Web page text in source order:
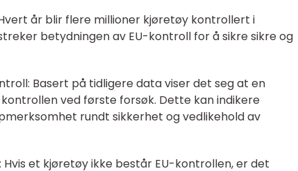
år blir flere millioner kjøretøy kontrollert i
betydningen av EU-kontroll for å sikre sikre og
Basert på tidligere data viser det seg at en
ved første forsøk. Dette kan indikere
rundt sikkerhet og vedlikehold av
et kjøretøy ikke består EU-kontrollen, er det